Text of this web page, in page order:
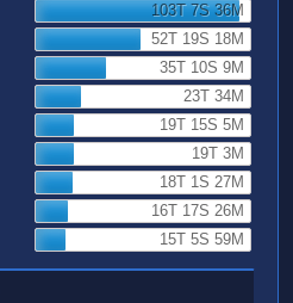
103T 7S 36M
52T 19S 18M
35T 10S 9M
23T 34M
19T 15S 5M
19T 3M
18T 1S 27M
16T 17S 26M
15T 5S 59M